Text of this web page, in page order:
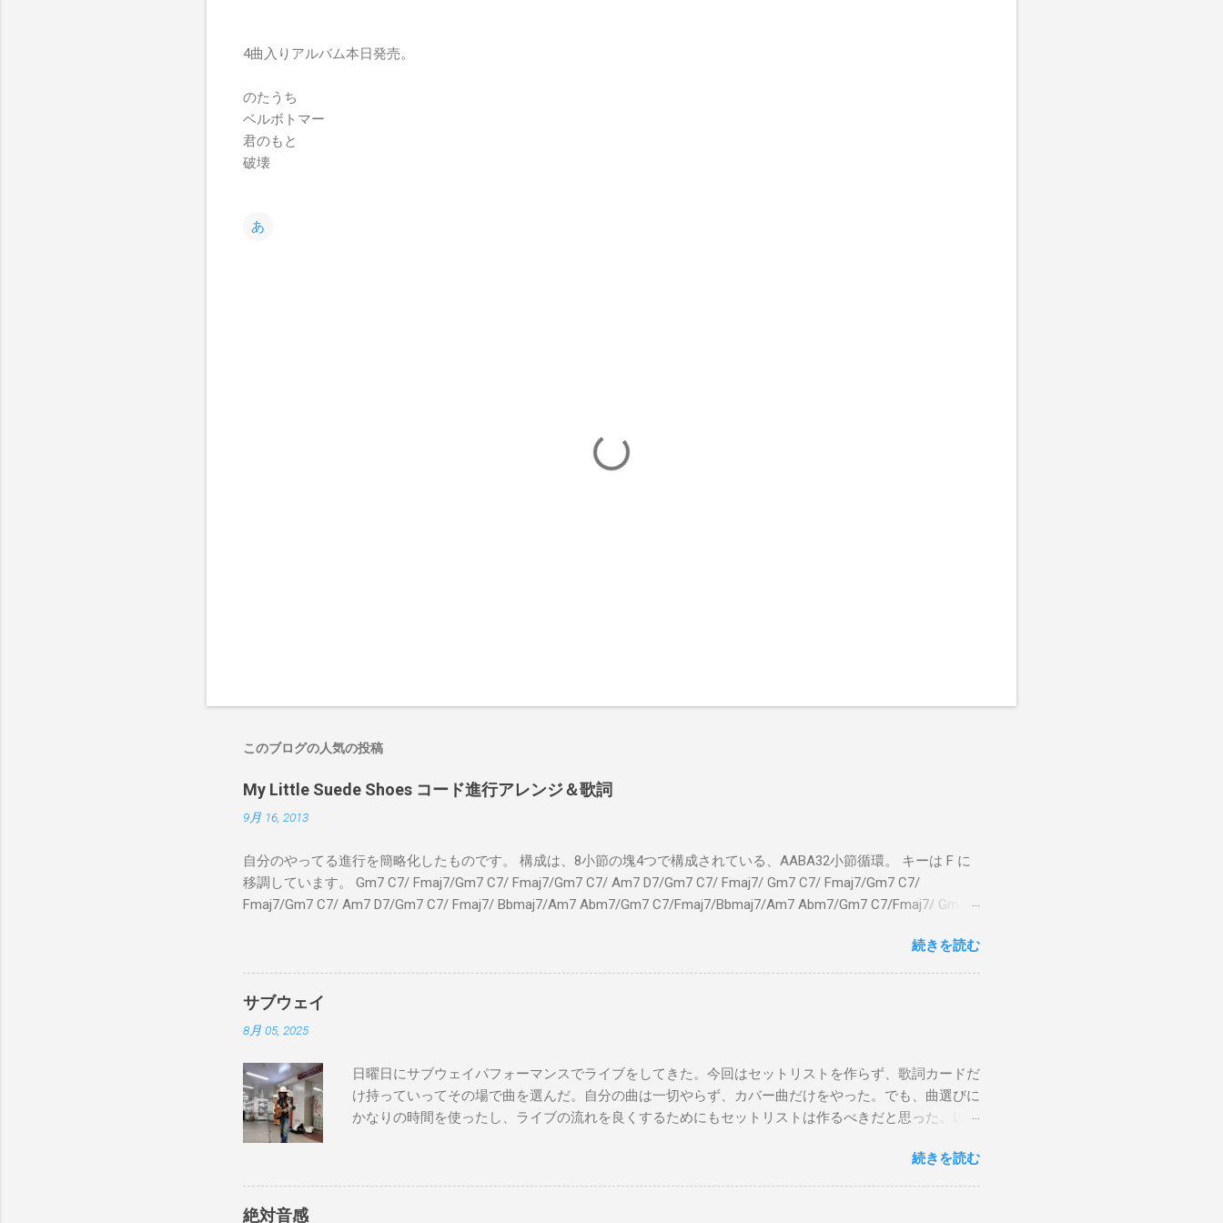
4曲入りアルバム本日発売。
のたうち
ベルボトマー
君のもと
破壊
あ
このブログの人気の投稿
My Little Suede Shoes コード進行アレンジ＆歌詞
9月 16, 2013
自分のやってる進行を簡略化したものです。 構成は、8小節の塊4つで構成されている、AABA32小節循環。 キーは F に
移調しています。 Gm7 C7/ Fmaj7/Gm7 C7/ Fmaj7/Gm7 C7/ Am7 D7/Gm7 C7/ Fmaj7/ Gm7 C7/ Fmaj7/Gm7 C7/
Fmaj7/Gm7 C7/ Am7 D7/Gm7 C7/ Fmaj7/ Bbmaj7/Am7 Abm7/Gm7 C7/Fmaj7/Bbmaj7/Am7 Abm7/Gm7 C7/Fmaj7/ Gm7
C7 Fmaj7 黒いスエードシューズ Gm7 C7 Am とてもお気に入りなのさ D7 Gm7 C7 Fmaj7 どこへ行く
のも一緒さ Gm7 C7 Fmaj7 僕のスウェードシューズ Gm7 C7 Fmaj7 先の尖ったシューズ Gm7 C7
Am7 とてもカッコいいのさ D7 Gm7 C7 Fmaj7 いつも気分最高 Bbmaj7 Am7 Abm7 こい...
続きを読む
サブウェイ
8月 05, 2025
日曜日にサブウェイパフォーマンスでライブをしてきた。今回はセットリストを作らず、歌詞カードだ
け持っていってその場で曲を選んだ。自分の曲は一切やらず、カバー曲だけをやった。でも、曲選びに
かなりの時間を使ったし、ライブの流れを良くするためにもセットリストは作るべきだと思った。以下
でやってない違う曲をやる予定です。是非お越しください。 A change is gonna come Gee, baby, ain't I
good to you Michelle All Of Me Susie Q St. Louis Blues Amado Mio 上を向いて歩こう The Dock Of The
続きを読む
絶対音感